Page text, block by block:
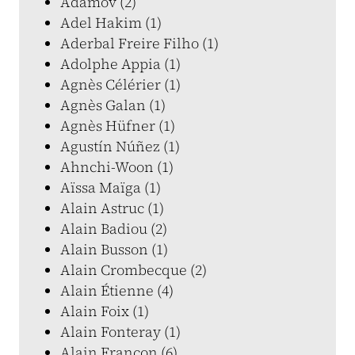
Adel Hakim (1)
Aderbal Freire Filho (1)
Adolphe Appia (1)
Agnès Célérier (1)
Agnès Galan (1)
Agnès Hüfner (1)
Agustín Núñez (1)
Ahnchi-Woon (1)
Aïssa Maïga (1)
Alain Astruc (1)
Alain Badiou (2)
Alain Busson (1)
Alain Crombecque (2)
Alain Étienne (4)
Alain Foix (1)
Alain Fonteray (1)